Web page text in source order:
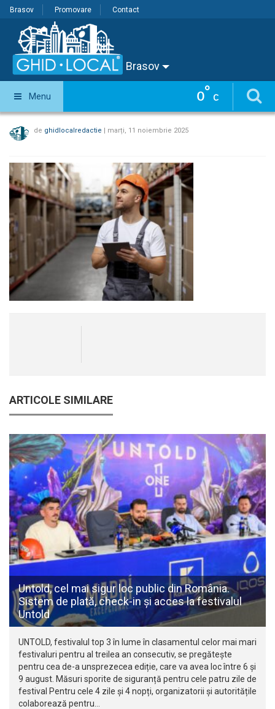
Brasov Promovare Contact
Brasov
0° C
Menu
de ghidlocalredactie | marți, 11 noiembrie 2025
ARTICOLE SIMILARE
Untold, cel mai sigur loc public din România.
Sistem de plată, check-in și acces la festivalul
Untold
UNTOLD, festivalul top 3 în lume în clasamentul celor mai mari
festivaluri pentru al treilea an consecutiv, se pregătește
pentru cea de-a unsprezecea ediție, care va avea loc între 6 și
9 august. Măsuri sporite de siguranță pentru cele patru zile de
festival Pentru cele 4 zile și 4 nopți, organizatorii și autoritățile
colaborează pentru…